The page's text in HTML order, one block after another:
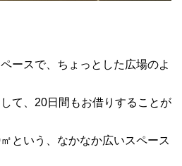
ースで、ちょっとした広場のよ
て、20日間もお借りすることが
という、なかなか広いスペース